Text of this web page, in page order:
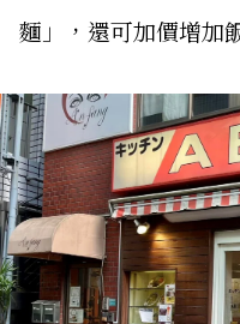
麵」，還可加價增加